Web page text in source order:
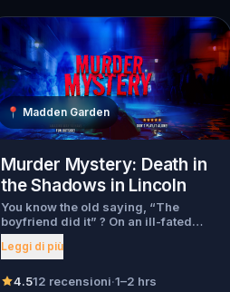
📍 Madden Garden
Murder Mystery: Death in
the Shadows in Lincoln
You know the old saying, “The
boyfriend did it” ? On an ill-fated
night, love goes terribly wrong for
Bella Wanderlust and Walter Bridges
found dead during a ghost tour led
Leggi di più
4.512 recensioni·1–2 hrs